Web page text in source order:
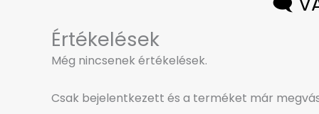
Értékelések
Még nincsenek értékelések.
Csak bejelentkezett és a terméket már